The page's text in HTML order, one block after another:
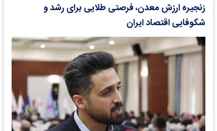
زنجیره ارزش معدن، فرصتی طلایی برای رشد و
شکوفایی اقتصاد ایران